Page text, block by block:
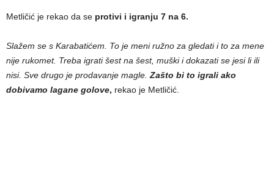
Metličić je rekao da se protivi i igranju 7 na 6.
Slažem se s Karabatićem. To je meni ružno za gledati i to za mene
nije rukomet. Treba igrati šest na šest, muški i dokazati se jesi li ili
nisi. Sve drugo je prodavanje magle. Zašto bi to igrali ako
dobivamo lagane golove, rekao je Metličić.